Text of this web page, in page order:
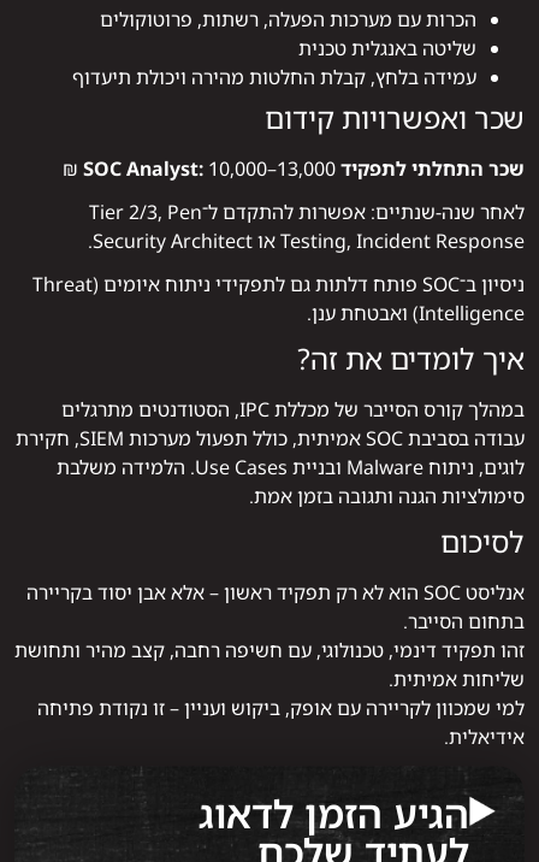
הכרות עם מערכות הפעלה, רשתות, פרוטוקולים
שליטה באנגלית טכנית
עמידה בלחץ, קבלת החלטות מהירה ויכולת תיעדוף
שכר ואפשרויות קידום
שכר התחלתי לתפקיד SOC Analyst:10,000–13,000 ₪
לאחר שנה-שנתיים: אפשרות להתקדם ל־Tier 2/3, Pen
Testing, Incident Response או Security Architect.
ניסיון ב־SOC פותח דלתות גם לתפקידי ניתוח איומים (Threat
Intelligence) ואבטחת ענן.
איך לומדים את זה?
במהלך קורס הסייבר של מכללת IPC, הסטודנטים מתרגלים
עבודה בסביבת SOC אמיתית, כולל תפעול מערכות SIEM, חקירת
לוגים, ניתוח Malware ובניית Use Cases. הלמידה משלבת
סימולציות הגנה ותגובה בזמן אמת.
לסיכום
אנליסט SOC הוא לא רק תפקיד ראשון – אלא אבן יסוד בקריירה
בתחום הסייבר.
זהו תפקיד דינמי, טכנולוגי, עם חשיפה רחבה, קצב מהיר ותחושת
שליחות אמיתית.
למי שמכוון לקריירה עם אופק, ביקוש ועניין – זו נקודת פתיחה
אידיאלית.
הגיע הזמן לדאוג